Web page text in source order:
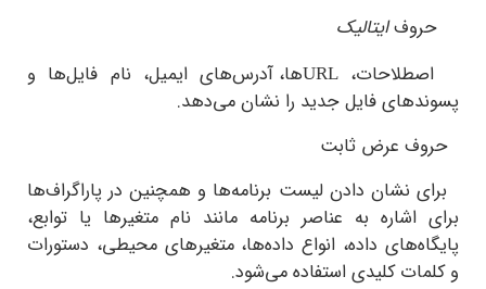
ایتالیک
URLها، آدرس‌های ایمیل، نام فایل‌ها و
فایل جدید را نشان می‌دهد.
عرض ثابت
نشان دادن لیست برنامه‌ها و همچنین در پاراگراف‌ها
اشاره به عناصر برنامه مانند نام متغیرها یا توابع،
داده، انواع داده‌ها، متغیرهای محیطی، دستورات
کلیدی استفاده می‌شود.